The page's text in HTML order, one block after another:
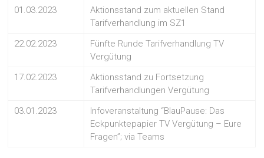
01.03.2023
Aktionsstand zum aktuellen Stand
Tarifverhandlung im SZ1
22.02.2023
Fünfte Runde Tarifverhandlung TV
Vergütung
17.02.2023
Aktionsstand zu Fortsetzung
Tarifverhandlungen Vergütung
03.01.2023
Infoveranstaltung “BlauPause: Das
Eckpunktepapier TV Vergütung – Eure
Fragen”; via Teams